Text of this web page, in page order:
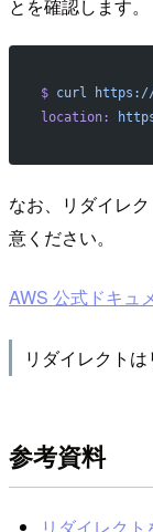
とを確認します。
$ curl https://
location:
なお、リダイレ
意ください。
AWS 公式ドキュ
リダイレクト
参考資料